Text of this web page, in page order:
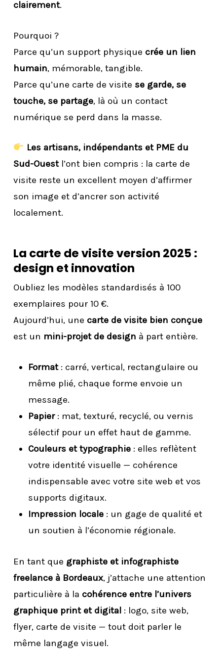
clairement.
Pourquoi ?
Parce qu’un support physique crée un lien
humain, mémorable, tangible.
Parce qu’une carte de visite se garde, se
touche, se partage, là où un contact
numérique se perd dans la masse.
Les artisans, indépendants et PME du
Sud-Ouestl’ont bien compris : la carte de
visite reste un excellent moyen d’affirmer
son image et d’ancrer son activité
localement.
La carte de visite version 2025 :
design et innovation
Oubliez les modèles standardisés à 100
exemplaires pour 10 €.
Aujourd’hui, une carte de visite bien conçue
est un mini-projet de design à part entière.
Format: carré, vertical, rectangulaire ou
même plié, chaque forme envoie un
message.
Papier: mat, texturé, recyclé, ou vernis
sélectif pour un effet haut de gamme.
Couleurs et typographie: elles reflètent
votre identité visuelle — cohérence
indispensable avec votre site web et vos
supports digitaux.
Impression locale: un gage de qualité et
un soutien à l’économie régionale.
En tant que graphiste et infographiste
freelance à Bordeaux, j’attache une attention
particulière à la cohérence entre l’univers
graphique print et digital : logo, site web,
flyer, carte de visite — tout doit parler le
même langage visuel.